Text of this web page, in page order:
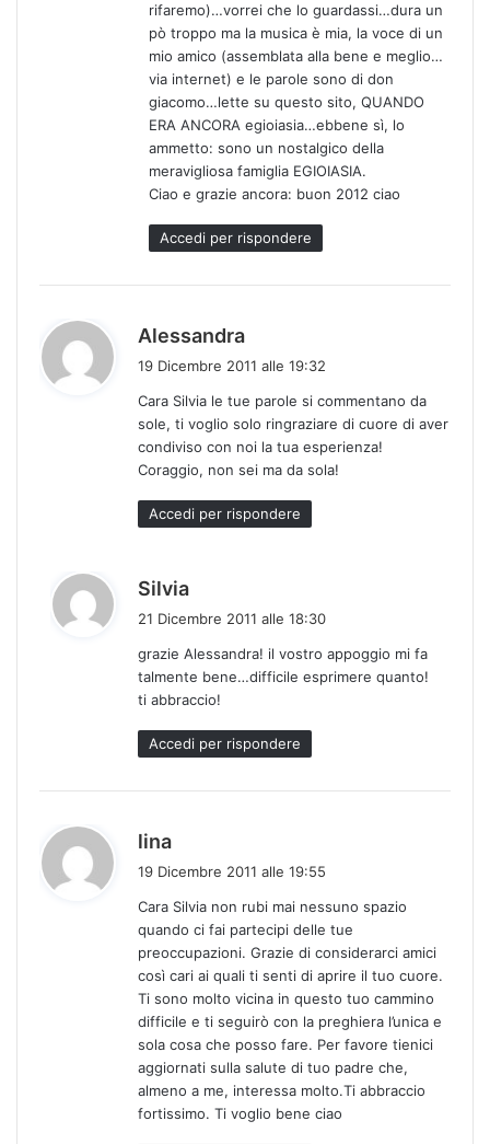
rifaremo)…vorrei che lo guardassi…dura un
pò troppo ma la musica è mia, la voce di un
mio amico (assemblata alla bene e meglio…
via internet) e le parole sono di don
giacomo…lette su questo sito, QUANDO
ERA ANCORA egioiasia…ebbene sì, lo
ammetto: sono un nostalgico della
meravigliosa famiglia EGIOIASIA.
Ciao e grazie ancora: buon 2012 ciao
Accedi per rispondere
Alessandra
e
t
t
:
19 Dicembre 2011 alle 19:32
Cara Silvia le tue parole si commentano da
sole, ti voglio solo ringraziare di cuore di aver
condiviso con noi la tua esperienza!
Coraggio, non sei ma da sola!
Accedi per rispondere
Silvia
e
t
t
o
:
21 Dicembre 2011 alle 18:30
grazie Alessandra! il vostro appoggio mi fa
talmente bene…difficile esprimere quanto!
ti abbraccio!
Accedi per rispondere
lina
e
t
t
:
19 Dicembre 2011 alle 19:55
Cara Silvia non rubi mai nessuno spazio
quando ci fai partecipi delle tue
preoccupazioni. Grazie di considerarci amici
così cari ai quali ti senti di aprire il tuo cuore.
Ti sono molto vicina in questo tuo cammino
difficile e ti seguirò con la preghiera l’unica e
sola cosa che posso fare. Per favore tienici
aggiornati sulla salute di tuo padre che,
almeno a me, interessa molto.Ti abbraccio
fortissimo. Ti voglio bene ciao